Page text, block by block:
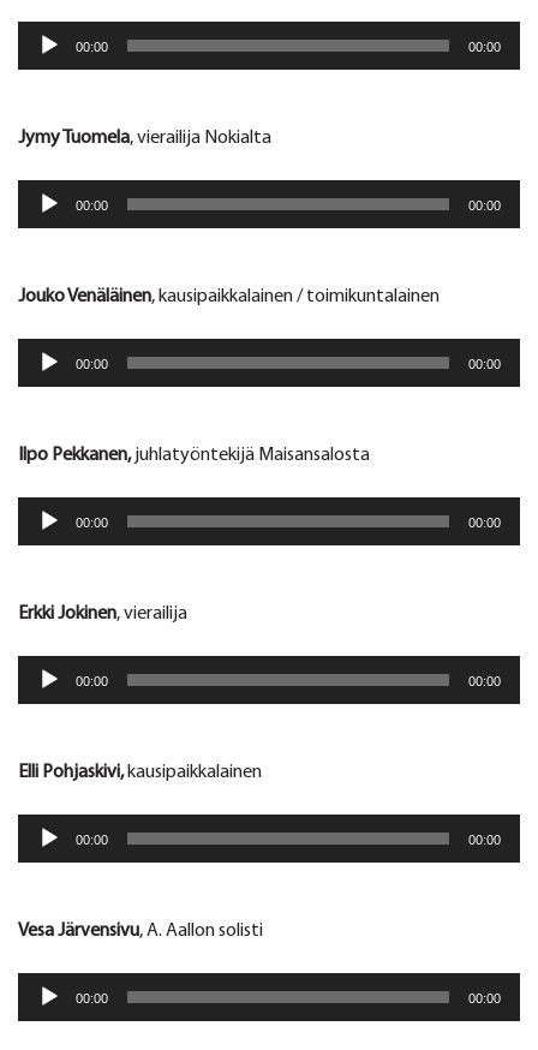
Äänitoistin
00:00 00:00
Jymy Tuomela, vierailija Nokialta
Äänitoistin
00:00 00:00
Jouko Venäläinen, kausipaikkalainen / toimikuntalainen
Äänitoistin
00:00 00:00
Ilpo Pekkanen,juhlatyöntekijä Maisansalosta
Äänitoistin
00:00 00:00
Erkki Jokinen, vierailija
Äänitoistin
00:00 00:00
Elli Pohjaskivi,kausipaikkalainen
Äänitoistin
00:00 00:00
Vesa Järvensivu, A. Aallon solisti
Äänitoistin
00:00 00:00